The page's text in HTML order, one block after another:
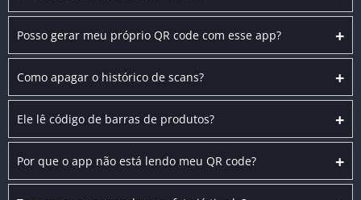
+
Posso gerar meu próprio QR code com esse app?
+
Como apagar o histórico de scans?
+
Ele lê código de barras de produtos?
+
Por que o app não está lendo meu QR code?